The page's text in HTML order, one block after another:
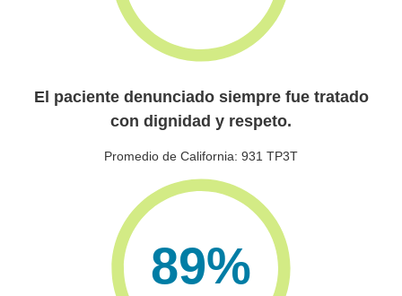
El paciente denunciado siempre fue tratado
con dignidad y respeto.
Promedio de California: 931 TP3T
89%